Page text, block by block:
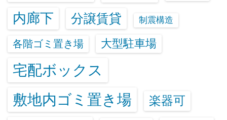
内廊下 分譲賃貸 制震構造
各階ゴミ置き場 大型駐車場
宅配ボックス
敷地内ゴミ置き場
楽器可